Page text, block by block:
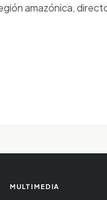
amazónica,
MULTIMEDIA